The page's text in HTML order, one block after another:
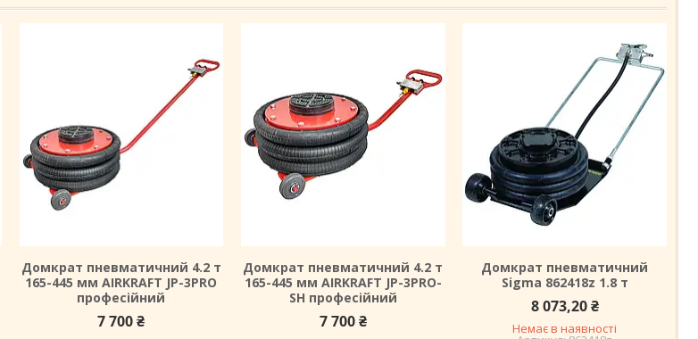
Домкрат пневматичний 4.2 т
165-445 мм AIRKRAFT JP-3PRO
професійний
7 700 ₴
Домкрат пневматичний 4.2 т
165-445 мм AIRKRAFT JP-3PRO-
SH професійний
7 700 ₴
Домкрат пневматичний
Sigma 862418z 1.8 т
8 073,20 ₴
Немає в наявності